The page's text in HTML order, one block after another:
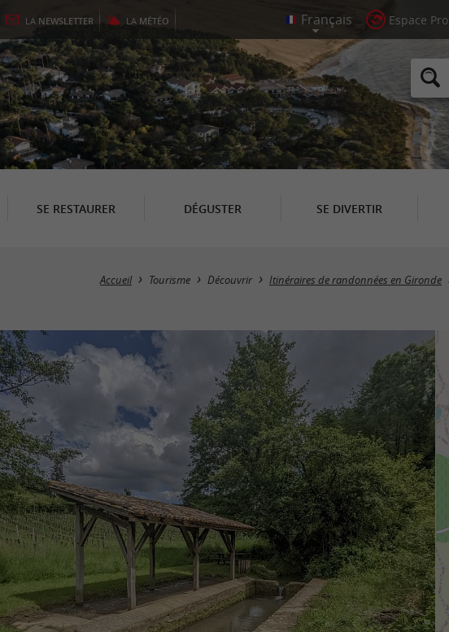
LA NEWSLETTER LA MÉTÉO Espace Pro
SE RESTAURER DÉGUSTER SE DIVERTIR
Accueil Tourisme Découvrir Itinéraires de randonnées en Gironde